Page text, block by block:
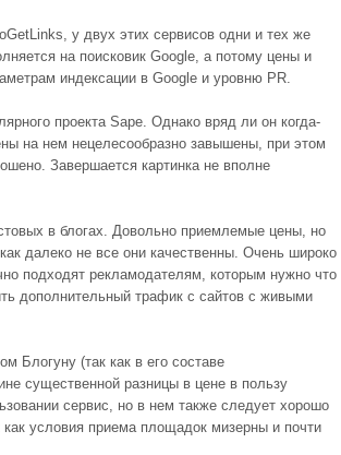
у двух этих сервисов одни и тех же
на поисковик Google, а потому цены и
индексации в Google и уровню PR.
проекта Sape. Однако вряд ли он когда-
на нем нецелесообразно завышены, при этом
Завершается картинка не вполне
в блогах. Довольно приемлемые цены, но
далеко не все они качественны. Очень широко
подходят рекламодателям, которым нужно что
дополнительный трафик с сайтов с живыми
Блогуну (так как в его составе
существенной разницы в цене в пользу
сервис, но в нем также следует хорошо
условия приема площадок мизерны и почти